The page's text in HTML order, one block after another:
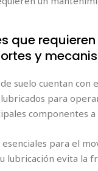
que
y
suelo cuentan con
para
componentes a
esenciales para el
lubricación evita la